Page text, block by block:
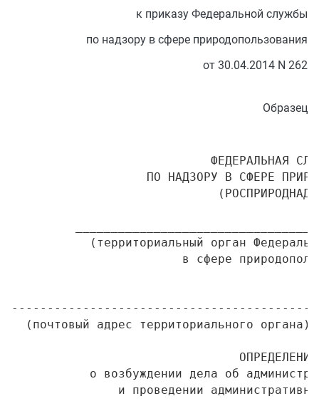
к приказу Федеральной службы
по надзору в сфере природопользования
от 30.04.2014 N 262
Образец
ФЕДЕРАЛЬНАЯ
ПО НАДЗОРУ В СФЕРЕ
(территориальный орган
в сфере
(почтовый адрес территориального органа)
                                ОПРЕДЕЛЕНИЕ
о возбуждении дела об
и проведении